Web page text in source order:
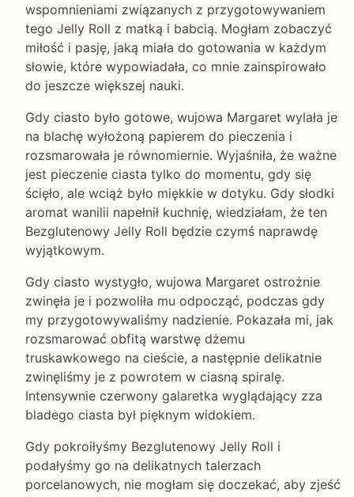
wspomnieniami związanych z przygotowywaniem
tego Jelly Roll z matką i babcią. Mogłam zobaczyć
miłość i pasję, jaką miała do gotowania w każdym
słowie, które wypowiadała, co mnie zainspirowało
do jeszcze większej nauki.
Gdy ciasto było gotowe, wujowa Margaret wylała je
na blachę wyłożoną papierem do pieczenia i
rozsmarowała je równomiernie. Wyjaśniła, że ważne
jest pieczenie ciasta tylko do momentu, gdy się
ścięło, ale wciąż było miękkie w dotyku. Gdy słodki
aromat wanilii napełnił kuchnię, wiedziałam, że ten
Bezglutenowy Jelly Roll będzie czymś naprawdę
wyjątkowym.
Gdy ciasto wystygło, wujowa Margaret ostrożnie
zwinęła je i pozwoliła mu odpocząć, podczas gdy
my przygotowywaliśmy nadzienie. Pokazała mi, jak
rozsmarować obfitą warstwę dżemu
truskawkowego na cieście, a następnie delikatnie
zwinęliśmy je z powrotem w ciasną spiralę.
Intensywnie czerwony galaretka wyglądający zza
bladego ciasta był pięknym widokiem.
Gdy pokroiłyśmy Bezglutenowy Jelly Roll i
podałyśmy go na delikatnych talerzach
porcelanowych, nie mogłam się doczekać, aby zjeść